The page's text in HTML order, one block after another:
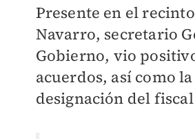
Presente en el
Navarro, secretario
Gobierno, vio
acuerdos, así como la
designación del